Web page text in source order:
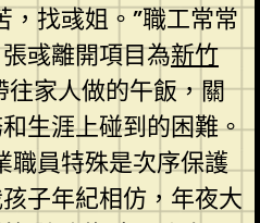
，找彧姐。”職工常常
彧離開項目為新竹
往家人做的午飯，關
生涯上碰到的困難。
職員特殊是次序保護
子年紀相仿，年夜大